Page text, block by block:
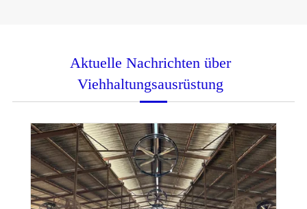
Aktuelle Nachrichten über
Viehhaltungsausrüstung